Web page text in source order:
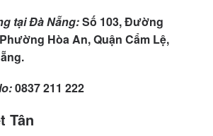
tại Đà Nẵng:Số 103, Đường
Hòa An, Quận Cẩm Lệ,
0837 211 222
Tân